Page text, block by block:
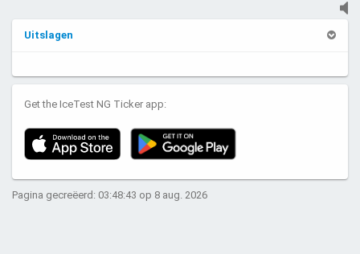
Uitslagen
Get the IceTest NG Ticker app:
Pagina gecreëerd: 03:48:43 op 8 aug. 2026